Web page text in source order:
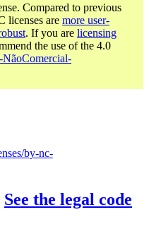
Compared to previous
licenses are more user-
. If you are licensing
the use of the 4.0
by-nc-
See the legal code